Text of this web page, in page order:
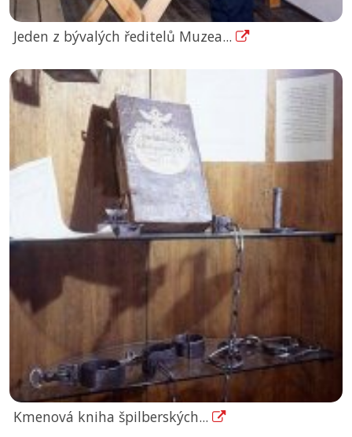
Jeden z bývalých ředitelů Muzea...
Kmenová kniha špilberských...